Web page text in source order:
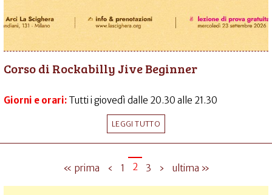
Corso di Rockabilly Jive Beginner
Giorni e orari: Tutti i giovedì dalle 20.30 alle 21.30
LEGGI TUTTO
« prima ‹ 1 2 3 › ultima »